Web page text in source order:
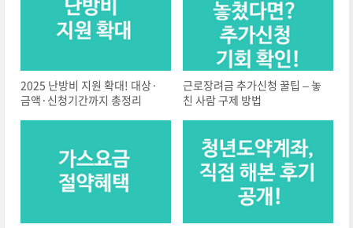
2025 난방비 지원 확대! 대상·
금액·신청기간까지 총정리
근로장려금 추가신청 꿀팁 – 놓
친 사람 구제 방법